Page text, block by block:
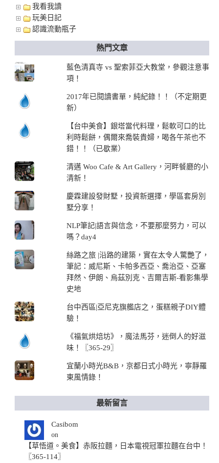
我看我讀
玩美日記
認識流動瓶子
熱門文章
藍色清真寺 vs 聖索菲亞大教堂，參觀注意事
項！
2017年已閱讀書單，純紀錄！！（不定期更
新）
【台中美食】銀塔當代料理，鬆軟可口的比
利時鬆餅，偶爾來喬裝貴婦，喝各午茶也不
錯！！（已歇業）
清邁 Woo Cafe & Art Gallery，河畔餐廳的小
清新！
慶霖建設發財墅，投資新選擇，學區套房別
墅分享！
NLP筆記|語言與信念，不要那麼努力，可以
嗎？day4
絲路之旅 |沿路的建築，實在太令人驚艷了，
筆記：威尼斯、卡帕多西亞、喬治亞、亞塞
拜然、伊朗、烏茲別克、吉爾吉斯-看影集學
史地
台中西區|亞尼克旗艦店之，蛋糕親子DIY體
驗！
《福氣烘焙坊》，魔法馬芬，迷倒人的好滋
味！〖365-29〗
宜蘭小時光B&B，京都日式小時光，寧靜羅
東風情錄！
最新留言
Casibom
on
【草悟道。美食】赤阪拉麵，日本電視冠軍拉麵在台中！
〖365-114〗